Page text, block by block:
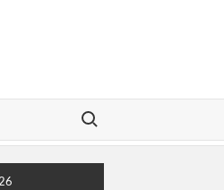
Buscar:
adecuada para el cultivo de